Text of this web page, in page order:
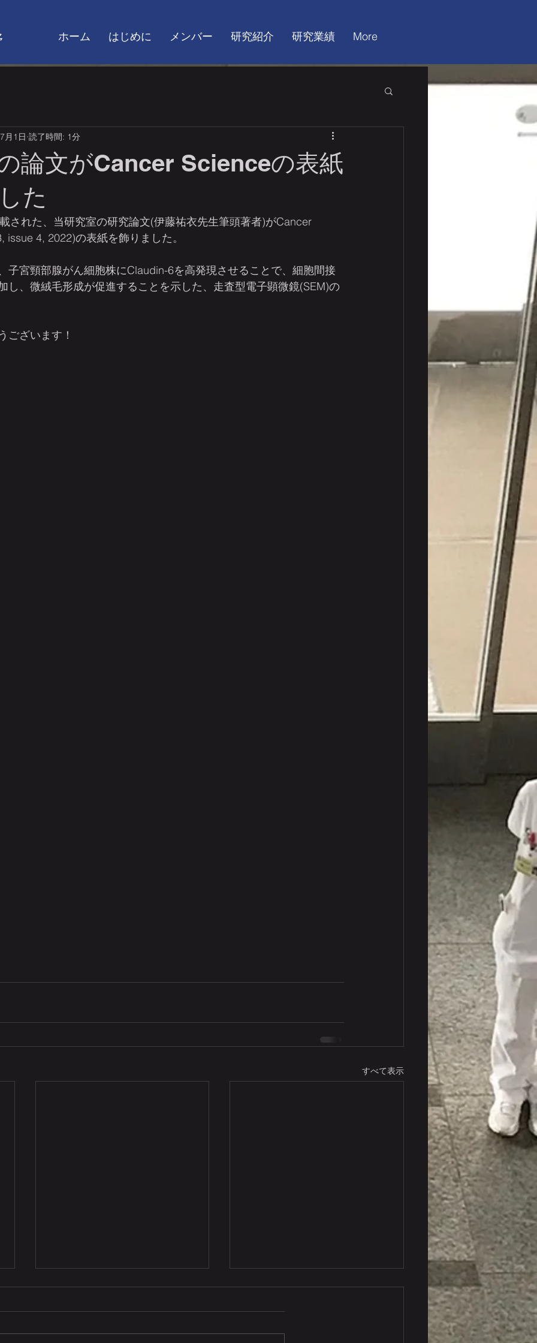
ホーム はじめに メンバー 研究紹介 研究業績 More
論文がCancer Scienceの表紙
た
月1日 読了時間: 1分
された、当研究室の研究論文(伊藤祐衣先生筆頭著者)がCancer
issue 4, 2022)の表紙を飾りました。
子宮頸部腺がん細胞株にClaudin-6を高発現させることで、細胞間接
し、微絨毛形成が促進することを示した、走査型電子顕微鏡(SEM)の
ございます！
すべて表示